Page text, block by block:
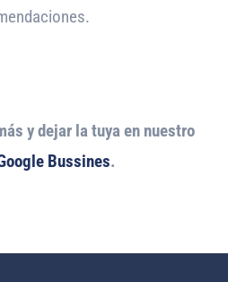
y dejar la tuya en nuestro
Bussines.